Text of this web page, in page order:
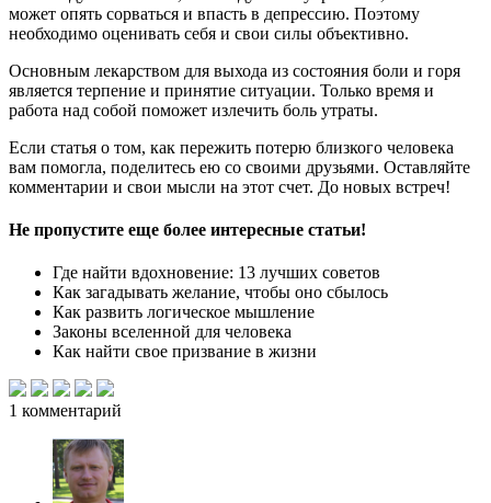
может опять сорваться и впасть в депрессию. Поэтому
необходимо оценивать себя и свои силы объективно.
Основным лекарством для выхода из состояния боли и горя
является терпение и принятие ситуации. Только время и
работа над собой поможет излечить боль утраты.
Если статья о том, как пережить потерю близкого человека
вам помогла, поделитесь ею со своими друзьями. Оставляйте
комментарии и свои мысли на этот счет. До новых встреч!
Не пропустите еще более интересные статьи!
Где найти вдохновение: 13 лучших советов
Как загадывать желание, чтобы оно сбылось
Как развить логическое мышление
Законы вселенной для человека
Как найти свое призвание в жизни
1 комментарий